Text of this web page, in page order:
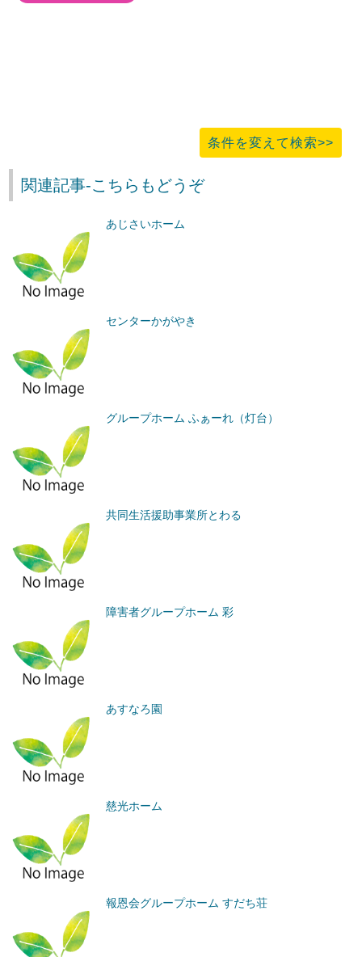
条件を変えて検索>>
関連記事-こちらもどうぞ
あじさいホーム
センターかがやき
グループホーム ふぁーれ（灯台）
共同生活援助事業所とわる
障害者グループホーム 彩
あすなろ園
慈光ホーム
報恩会グループホーム すだち荘